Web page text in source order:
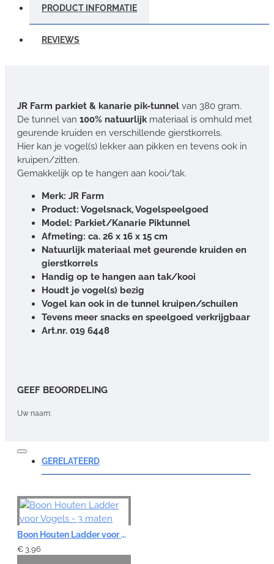
PRODUCT INFORMATIE
REVIEWS
JR Farm parkiet & kanarie pik-tunnel van 380 gram.
De tunnel van 100% natuurlijkmateriaal is omhuld met
geurende kruiden en verschillende gierstkorrels.
Hier kan je vogel(s) lekker aan pikken en tevens ook in
kruipen/zitten.
Gemakkelijk op te hangen aan kooi/tak.
Merk: JR Farm
Product: Vogelsnack, Vogelspeelgoed
Model: Parkiet/Kanarie Piktunnel
Afmeting: ca. 26 x 16 x 15 cm
Natuurlijk materiaal met geurende kruiden en
gierstkorrels
Handig op te hangen aan tak/kooi
Houdt je vogel(s) bezig
Vogel kan ook in de tunnel kruipen/schuilen
Tevens meer snacks en speelgoed verkrijgbaar
Art.nr. 019 6448
GEEF BEOORDELING
Uw naam:
Opmerking:
Note: HTML-code wordt niet vertaald!
Waardering:
GERELATEERD
Boon Houten Ladder voor Vogels - 3 maten
€ 3,96